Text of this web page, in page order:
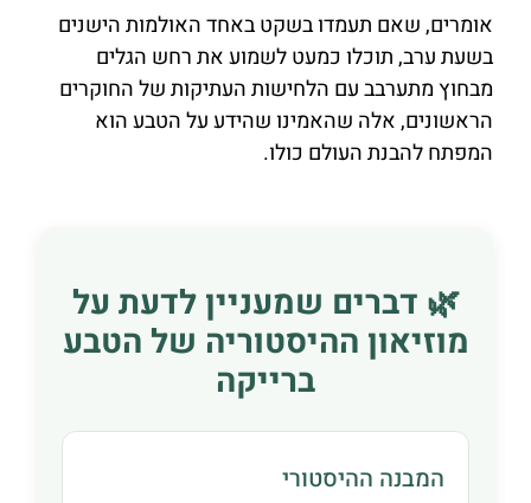
אומרים, שאם תעמדו בשקט באחד האולמות הישנים
בשעת ערב, תוכלו כמעט לשמוע את רחש הגלים
מבחוץ מתערבב עם הלחישות העתיקות של החוקרים
הראשונים, אלה שהאמינו שהידע על הטבע הוא
המפתח להבנת העולם כולו.
🌿 דברים שמעניין לדעת על
מוזיאון ההיסטוריה של הטבע
ברייקה
המבנה ההיסטורי